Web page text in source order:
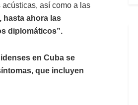
así como a las
hasta ahora las
diplomáticos”.
en Cuba se
que incluyen